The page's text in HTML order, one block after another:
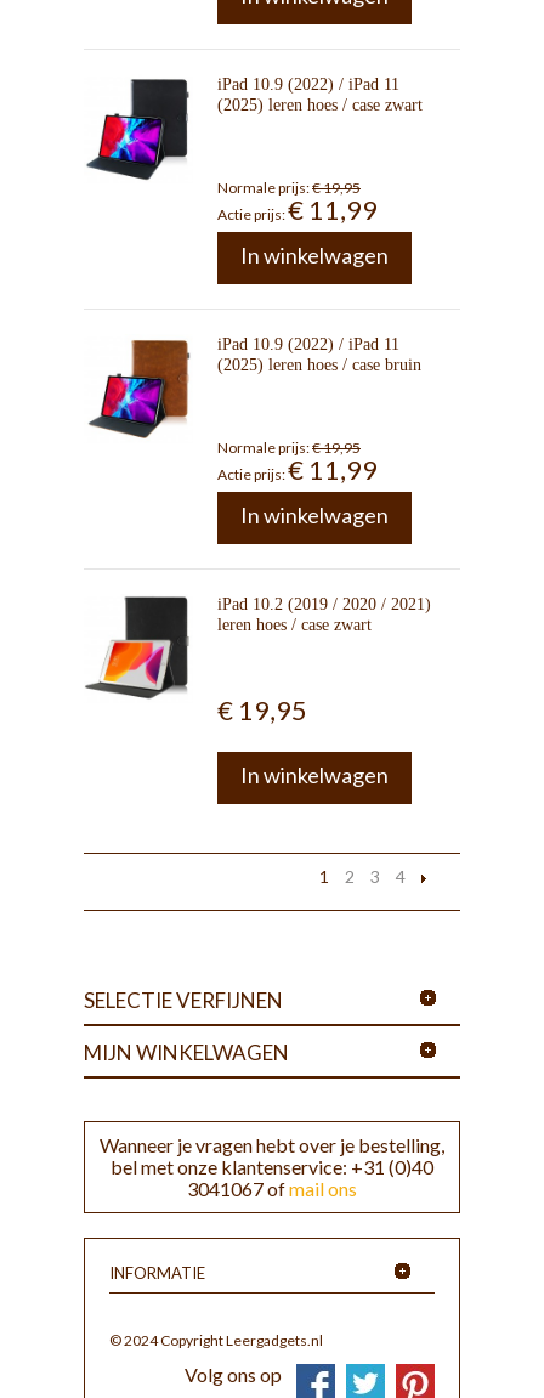
iPad 10.9 (2022) / iPad 11
(2025) leren hoes / case zwart
Normale prijs:€ 19,95
Actie prijs:€ 11,99
In winkelwagen
iPad 10.9 (2022) / iPad 11
(2025) leren hoes / case bruin
Normale prijs:€ 19,95
Actie prijs:€ 11,99
In winkelwagen
iPad 10.2 (2019 / 2020 / 2021)
leren hoes / case zwart
€ 19,95
In winkelwagen
1 2 3 4
SELECTIE VERFIJNEN
MIJN WINKELWAGEN
Wanneer je vragen hebt over je bestelling,
bel met onze klantenservice: +31 (0)40
3041067 ofmail ons
INFORMATIE
© 2024 Copyright Leergadgets.nl
Volg ons op